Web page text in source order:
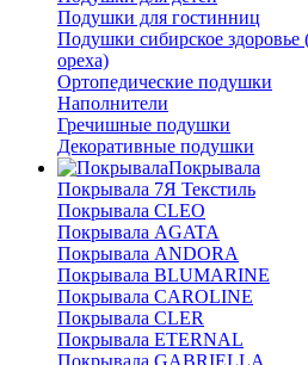
Подушки для гостинниц
Подушки сибирское здоровье
ореха)
Ортопедические подушки
Наполнители
Гречишные подушки
Декоративные подушки
Покрывала
Покрывала 7Я Текстиль
Покрывала CLEO
Покрывала AGATA
Покрывала ANDORA
Покрывала BLUMARINE
Покрывала CAROLINE
Покрывала CLER
Покрывала ETERNAL
Покрывала GABRIELLA